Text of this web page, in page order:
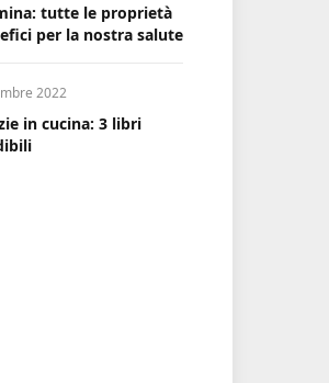
tutte le proprietà
per la nostra salute
2022
in cucina: 3 libri